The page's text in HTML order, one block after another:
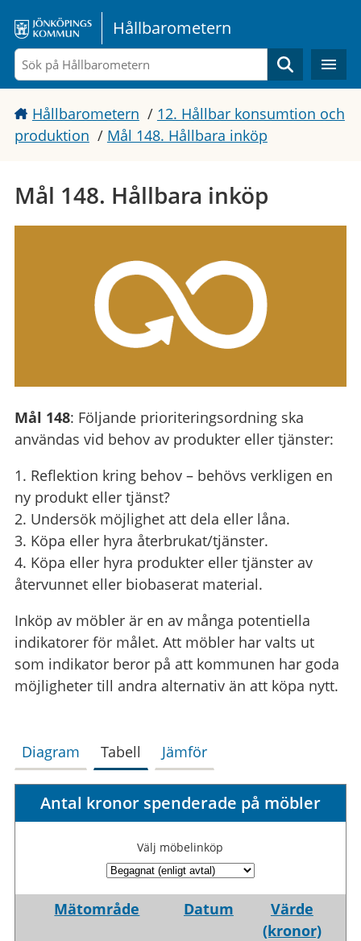
Gå direkt till sidans innehåll
Hållbarometern
Sök
Hållbarometern / 12. Hållbar konsumtion och
produktion / Mål 148. Hållbara inköp
Mål 148. Hållbara inköp
Mål 148: Följande prioriteringsordning ska
användas vid behov av produkter eller tjänster:
1. Reflektion kring behov – behövs verkligen en
ny produkt eller tjänst?
2. Undersök möjlighet att dela eller låna.
3. Köpa eller hyra återbrukat/tjänster.
4. Köpa eller hyra produkter eller tjänster av
återvunnet eller biobaserat material.
Inköp av möbler är en av många potentiella
indikatorer för målet. Att möbler har valts ut
som indikator beror på att kommunen har goda
möjligheter till andra alternativ än att köpa nytt.
Diagram Tabell Jämför
Antal kronor spenderade på möbler
Välj möbelinköp
Mätområde Datum
Värde
(kronor)